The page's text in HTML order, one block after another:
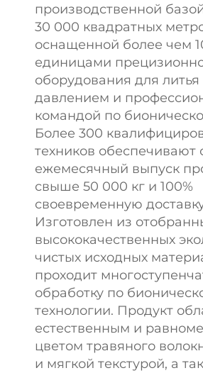
производственной
30 000 квадратных
оснащенной более чем
единицами
оборудования для литья
давлением и
командой по
Более 300
техников обеспечивают
ежемесячный выпуск
свыше 50 000 кг и 100%
своевременную
Изготовлен из
высококачественных
чистых исходных
проходит
обработку по
технологии. Продукт
естественным и
цветом травяного
и мягкой текстурой, а